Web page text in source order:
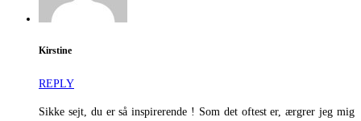
Kirstine
REPLY
Sikke sejt, du er så inspirerende ! Som det oftest er, ærgrer jeg mig